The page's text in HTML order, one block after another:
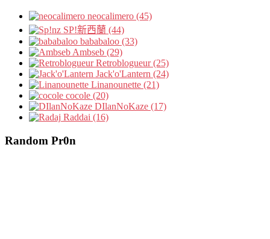
neocalimero (45)
SP!新西蘭 (44)
bababaloo (33)
Ambseb (29)
Retroblogueur (25)
Jack'o'Lantern (24)
Linanounette (21)
cocole (20)
DIlanNoKaze (17)
Raddai (16)
Random Pr0n